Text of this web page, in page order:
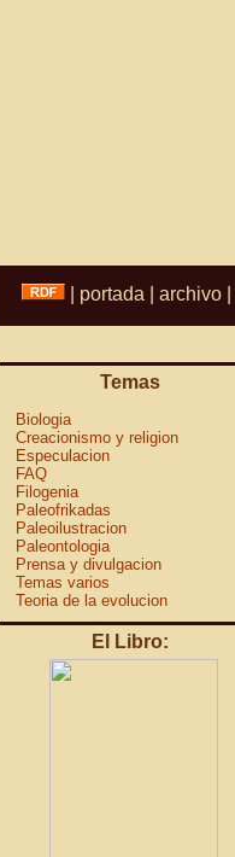
portada archivo
Temas
Biologia
Creacionismo y religion
Especulacion
FAQ
Filogenia
Paleofrikadas
Paleoilustracion
Paleontologia
Prensa y divulgacion
Temas varios
Teoria de la evolucion
El Libro: